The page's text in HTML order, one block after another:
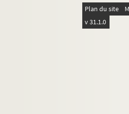
Plan du site
v 31.1.0